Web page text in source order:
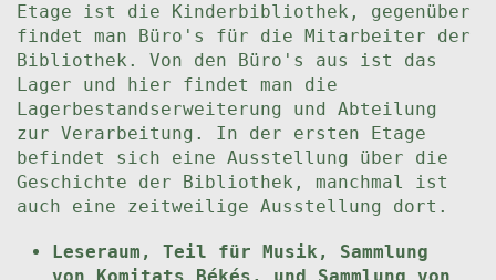
Etage ist die Kinderbibliothek, gegenüber
findet man Büro's für die Mitarbeiter der
Bibliothek. Von den Büro's aus ist das
Lager und hier findet man die
Lagerbestandserweiterung und Abteilung
zur Verarbeitung. In der ersten Etage
befindet sich eine Ausstellung über die
Geschichte der Bibliothek, manchmal ist
auch eine zeitweilige Ausstellung dort.
Leseraum, Teil für Musik, Sammlung